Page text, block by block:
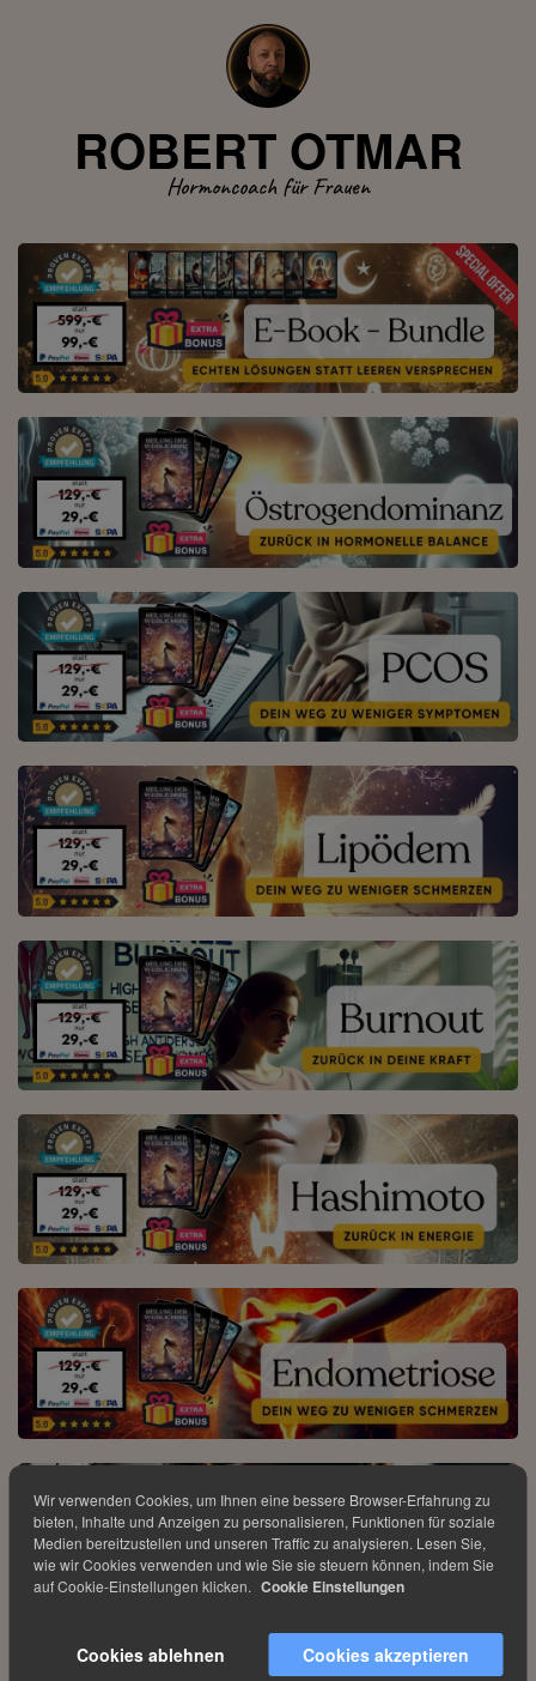
ROBERT OTMAR
Hormoncoach für Frauen
Wir verwenden Cookies, um Ihnen eine bessere Browser-Erfahrung zu
bieten, Inhalte und Anzeigen zu personalisieren, Funktionen für soziale
Medien bereitzustellen und unseren Traffic zu analysieren. Lesen Sie,
wie wir Cookies verwenden und wie Sie sie steuern können, indem Sie
auf Cookie-Einstellungen klicken. Cookie Einstellungen
Cookies ablehnen Cookies akzeptieren